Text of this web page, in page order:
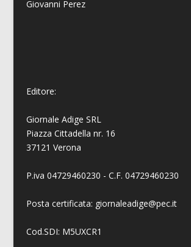
Giovanni Perez
Editore:
Giornale Adige SRL
Piazza Cittadella nr. 16
37121 Verona
P.iva 04729460230 - C.F. 04729460230
Posta certificata: giornaleadige@pec.it
Cod.SDI: M5UXCR1